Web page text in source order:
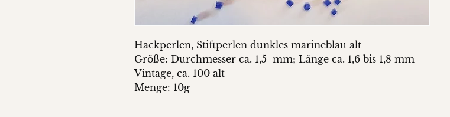
Hackperlen, Stiftperlen dunkles marineblau alt
Größe: Durchmesser ca. 1,5 mm; Länge ca. 1,6 bis 1,8 mm
Vintage, ca. 100 alt
Menge: 10g